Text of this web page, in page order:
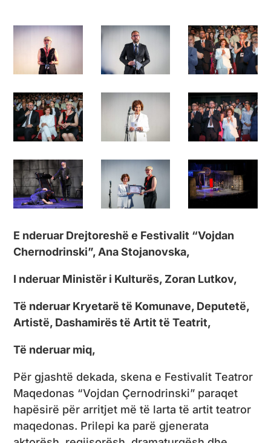
E nderuar Drejtoreshë e Festivalit “Vojdan
Chernodrinski”, Ana Stojanovska,
I nderuar Ministër i Kulturës, Zoran Lutkov,
Të nderuar Kryetarë të Komunave, Deputetë,
Artistë, Dashamirës të Artit të Teatrit,
Të nderuar miq,
Për gjashtë dekada, skena e Festivalit Teatror
Maqedonas “Vojdan Çernodrinski” paraqet
hapësirë ​​për arritjet më të larta të artit teatror
maqedonas. Prilepi ka parë gjenerata